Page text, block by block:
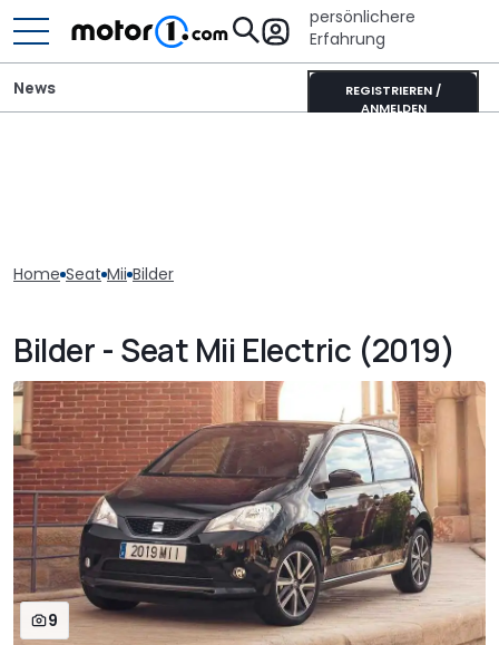
persönlichere
Erfahrung
REGISTRIEREN /
ANMELDEN
News
Home Seat Mii Bilder
Bilder - Seat Mii Electric (2019)
9